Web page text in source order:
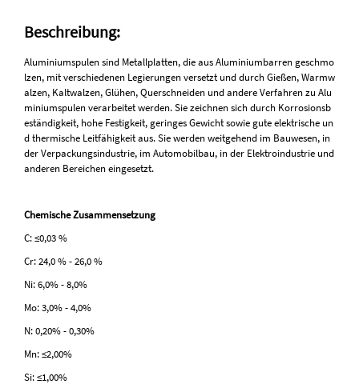
Beschreibung:
Aluminiumspulen sind Metallplatten, die aus Aluminiumbarren geschmo
lzen, mit verschiedenen Legierungen versetzt und durch Gießen, Warmw
alzen, Kaltwalzen, Glühen, Querschneiden und andere Verfahren zu Alu
miniumspulen verarbeitet werden. Sie zeichnen sich durch Korrosionsb
eständigkeit, hohe Festigkeit, geringes Gewicht sowie gute elektrische un
d thermische Leitfähigkeit aus. Sie werden weitgehend im Bauwesen, in
der Verpackungsindustrie, im Automobilbau, in der Elektroindustrie und
anderen Bereichen eingesetzt.
Chemische Zusammensetzung
C: ≤0,03 %
Cr: 24,0 % - 26,0 %
Ni: 6,0% - 8,0%
Mo: 3,0% - 4,0%
N: 0,20% - 0,30%
Mn: ≤2,00%
Si: ≤1,00%